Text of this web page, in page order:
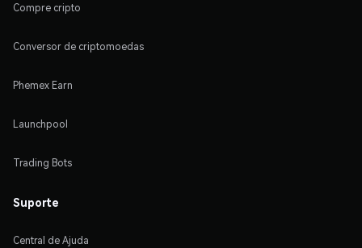
Compre cripto
Conversor de criptomoedas
Phemex Earn
Launchpool
Trading Bots
Suporte
Central de Ajuda